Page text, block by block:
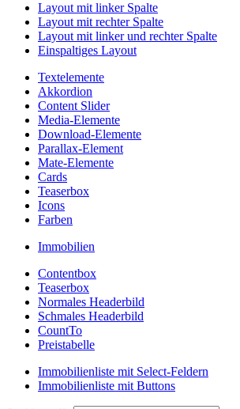
Layout mit linker Spalte
Layout mit rechter Spalte
Layout mit linker und rechter Spalte
Einspaltiges Layout
Textelemente
Akkordion
Content Slider
Media-Elemente
Download-Elemente
Parallax-Element
Mate-Elemente
Cards
Teaserbox
Icons
Farben
Immobilien
Contentbox
Teaserbox
Normales Headerbild
Schmales Headerbild
CountTo
Preistabelle
Immobilienliste mit Select-Feldern
Immobilienliste mit Buttons